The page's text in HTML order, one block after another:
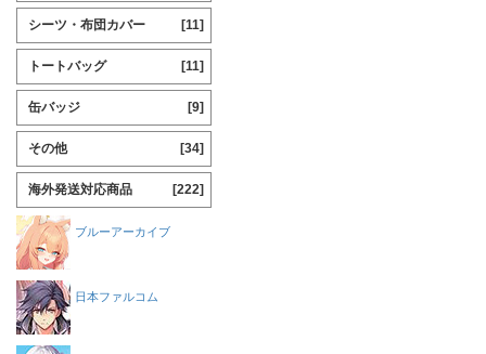
シーツ・布団カバー [11]
トートバッグ [11]
缶バッジ [9]
その他 [34]
海外発送対応商品 [222]
ブルーアーカイブ
日本ファルコム